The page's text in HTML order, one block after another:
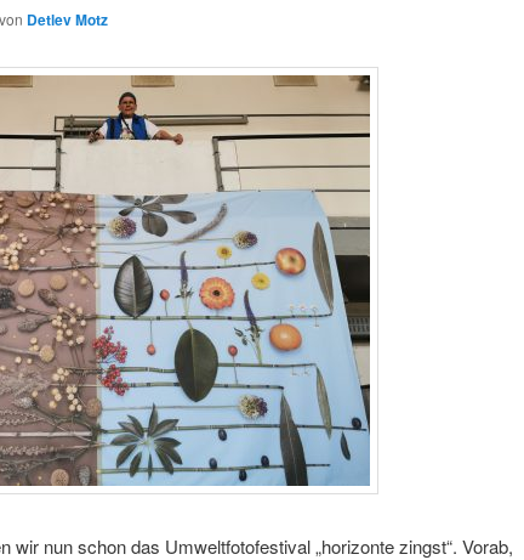
von Detlev Motz
wir nun schon das Umweltfotofestival „horizonte zingst“. Vorab,